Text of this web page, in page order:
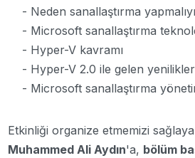
- Neden sanallaştırma
- Microsoft sanallaştırma
- Hyper-V kavramı
- Hyper-V 2.0 ile gelen yenilikler
- Microsoft sanallaştırma
Etkinliği organize etmemizi
Muhammed Ali Aydın'a, bölüm